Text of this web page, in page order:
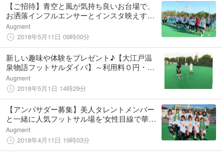
【ご招待】青空と風が気持ち良いお台場で、
お洒落インフルエンサーとインスタ映えする
想い出作り。豪華景品付「大人女子わくわく
♪選べるスポーツ体験イベント」開催！50代
大歓迎
Augment
2018年5月11日 09時00分
新しい趣味や体験をプレゼント♪【大江戸温
泉物語フットサルダイバ】～利用料０円・手
ぶらでＯＫ～楽しいグラウンドゴルフをお母
様とご一緒にぜひどうぞ！
Augment
2018年5月1日 14時29分
【アンバサダー募集】美人タレントメンバー
と一緒に人気フットサル場を‘女性目線で華麗
にプロデュース’してみませんか？☆フットサ
ルダイバ10周年記念☆平日昼間のお好きな時
間を活かして有名になるチャンス！
Augment
2018年4月11日 19時03分